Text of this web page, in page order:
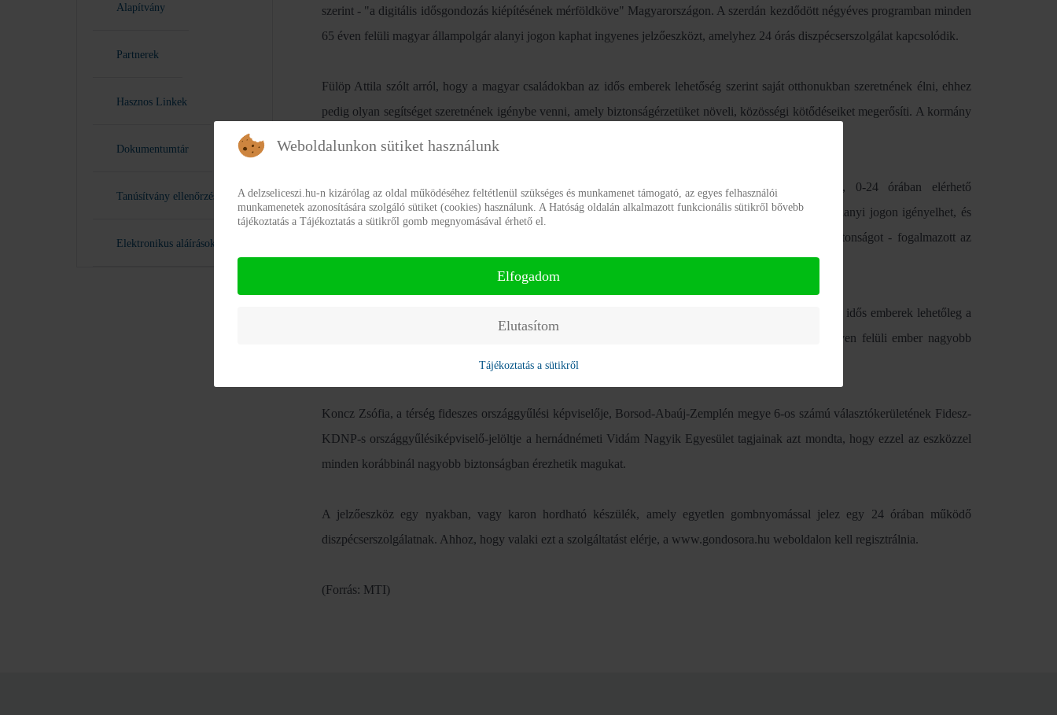
Alapítvány
Partnerek
Hasznos Linkek
Dokumentumtár
Tanúsítvány ellenőrzés
Elektronikus aláírások
szerint - "a digitális idősgondozás kiépítésének mérföldköve" Magyarországon. A szerdán kezdődött négyéves programban minden
65 éven felüli magyar állampolgár alanyi jogon kaphat ingyenes jelzőeszközt, amelyhez 24 órás diszpécserszolgálat kapcsolódik.
Fülöp Attila szólt arról, hogy a magyar családokban az idős emberek lehetőség szerint saját otthonukban szeretnének élni, ehhez
pedig olyan segítséget szeretnének igénybe venni, amely biztonságérzetüket növeli, közösségi kötődéseiket megerősíti. A kormány
Közlése szerint a következő négy évben olyan ingyenes jelzőeszközre és a hozzá tartozó, 0-24 órában elérhető
diszpécserközpontra alapuló szolgáltatás épül ki, amelyet minden 65 éven felüli magyar állampolgár alanyi jogon igényelhet, és
használhat ingyenesen. Ezzel a kezdeményezéssel csaknem 1,5 millió idős ember életébe hoznak biztonságot - fogalmazott az
Fülöp Attila azt mondta, a Gondosóra a családközpontú idősgondozás kulcsa, a kormány célja, hogy az idős emberek lehetőleg a
családjukkal, hozzátartozóik közelében élhessenek. A most induló digitális fejlesztéssel minden 65 éven felüli ember nagyobb
biztonságban érezheti magát - hangsúlyozta.
Koncz Zsófia, a térség fideszes országgyűlési képviselője, Borsod-Abaúj-Zemplén megye 6-os számú választókerületének Fidesz-
KDNP-s országgyűlésiképviselő-jelöltje a hernádnémeti Vidám Nagyik Egyesület tagjainak azt mondta, hogy ezzel az eszközzel
minden korábbinál nagyobb biztonságban érezhetik magukat.
A jelzőeszköz egy nyakban, vagy karon hordható készülék, amely egyetlen gombnyomással jelez egy 24 órában működő
diszpécserszolgálatnak. Ahhoz, hogy valaki ezt a szolgáltatást elérje, a www.gondosora.hu weboldalon kell regisztrálnia.
(Forrás: MTI)
Weboldalunkon sütiket használunk
A delzseliceszi.hu-n kizárólag az oldal működéséhez feltétlenül szükséges és munkamenet támogató, az egyes felhasználói
munkamenetek azonosítására szolgáló sütiket (cookies) használunk. A Hatóság oldalán alkalmazott funkcionális sütikről bővebb
tájékoztatás a Tájékoztatás a sütikről gomb megnyomásával érhető el.
Elfogadom
Elutasítom
Tájékoztatás a sütikről